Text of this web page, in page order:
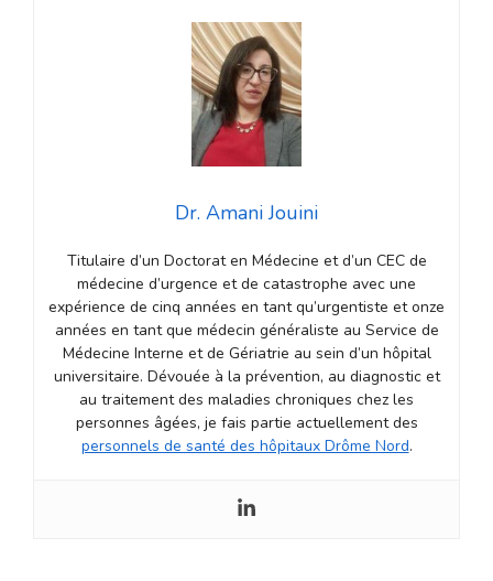
Dr. Amani Jouini
Titulaire d’un Doctorat en Médecine et d’un CEC de
médecine d’urgence et de catastrophe avec une
expérience de cinq années en tant qu’urgentiste et onze
années en tant que médecin généraliste au Service de
Médecine Interne et de Gériatrie au sein d’un hôpital
universitaire. Dévouée à la prévention, au diagnostic et
au traitement des maladies chroniques chez les
personnes âgées, je fais partie actuellement des
personnels de santé des hôpitaux Drôme Nord.